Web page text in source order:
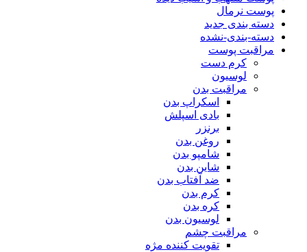
پوست نرمال
دسته بندی جدید
دسته-بندی-نشده
مراقبت پوست
کرم دست
لوسیون
مراقبت بدن
اسکراپ بدن
بادی اسپلش
برنزر
روغن بدن
شامپو بدن
شاین بدن
ضد آفتاب بدن
کرم بدن
کره بدن
لوسیون بدن
مراقبت چشم
تقویت کننده مژه